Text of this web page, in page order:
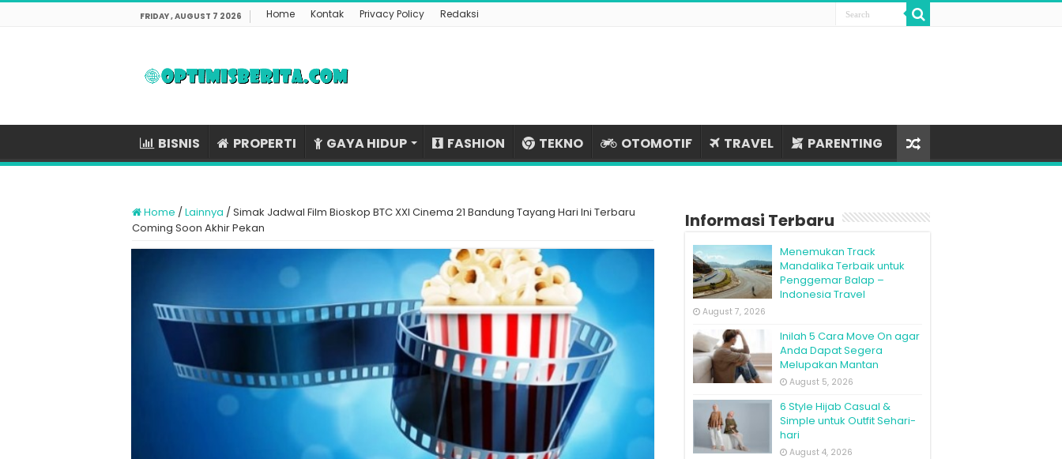
FRIDAY , AUGUST 7 2026 Home Kontak Privacy Policy Redaksi
BISNIS PROPERTI GAYA HIDUP FASHION TEKNO OTOMOTIF TRAVEL PARENTING
Home /Lainnya /Simak Jadwal Film Bioskop BTC XXI Cinema 21 Bandung Tayang Hari Ini Terbaru
Coming Soon Akhir Pekan
Informasi Terbaru
Menemukan Track
Mandalika Terbaik untuk
Penggemar Balap –
Indonesia Travel
August 7, 2026
Inilah 5 Cara Move On agar
Anda Dapat Segera
Melupakan Mantan
August 5, 2026
6 Style Hijab Casual &
Simple untuk Outfit Sehari-
hari
August 4, 2026